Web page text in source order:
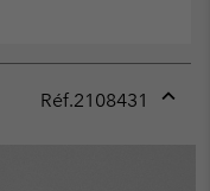
Réf.2108431